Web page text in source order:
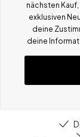
nächsten
exklusiven
deine
deine